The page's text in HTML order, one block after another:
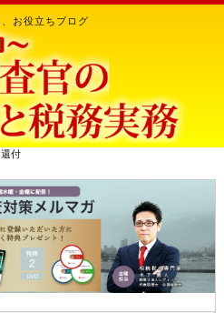
お役立ちブログ
付